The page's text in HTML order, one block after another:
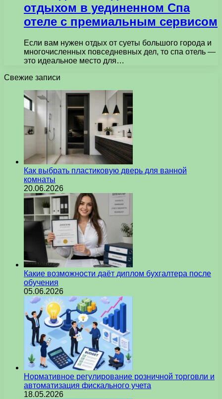
отдыхом в уединенном Спа
отеле с премиальным сервисом
Если вам нужен отдых от суеты большого города и
многочисленных повседневных дел, то спа отель —
это идеальное место для…
Свежие записи
Как выбрать пластиковую дверь для ванной
комнаты
20.06.2026
Какие возможности даёт диплом бухгалтера после
обучения
05.06.2026
Нормативное регулирование розничной торговли и
автоматизация фискального учета
18.05.2026